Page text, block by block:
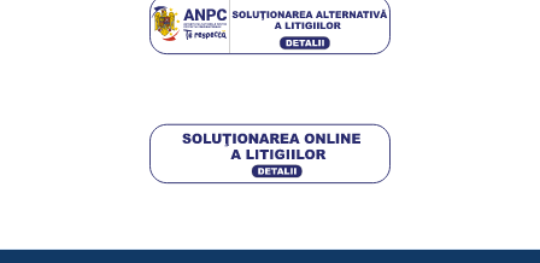
DETALII
121,00 lei